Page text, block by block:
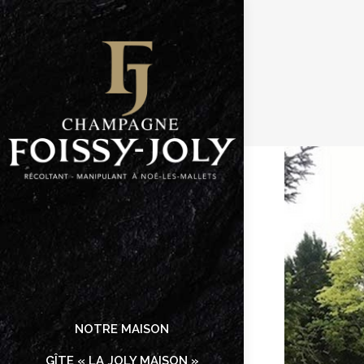
NOTRE MAISON
GÎTE « LA JOLY MAISON »